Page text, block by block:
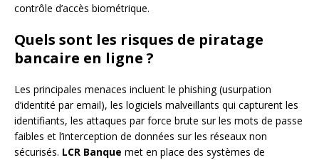
contrôle d’accès biométrique.
Quels sont les risques de piratage
bancaire en ligne ?
Les principales menaces incluent le phishing (usurpation
d’identité par email), les logiciels malveillants qui capturent les
identifiants, les attaques par force brute sur les mots de passe
faibles et l’interception de données sur les réseaux non
sécurisés. LCR Banque met en place des systèmes de